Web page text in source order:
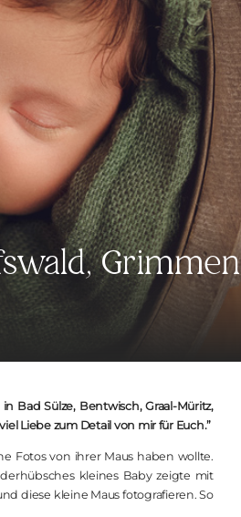
Grimmen
Bad Sülze, Bentwisch, Graal-Müritz,
Liebe zum Detail von mir für Euch.”
Fotos von ihrer Maus haben wollte.
kleines Baby zeigte mit
diese kleine Maus fotografieren. So